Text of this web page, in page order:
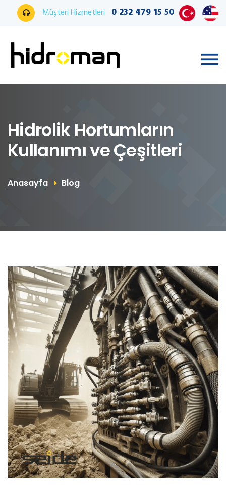
Müşteri Hizmetleri 0 232 479 15 50
Hidrolik Hortumların
Kullanımı ve Çeşitleri
Anasayfa Blog